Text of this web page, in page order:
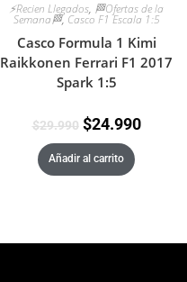
⚡Recien Llegados, 🏁Ofertas de la
Semana🏁, Casco F1 Escala 1:5
Casco Formula 1 Kimi
Raikkonen Ferrari F1 2017
Spark 1:5
$29.990 $24.990
Añadir al carrito